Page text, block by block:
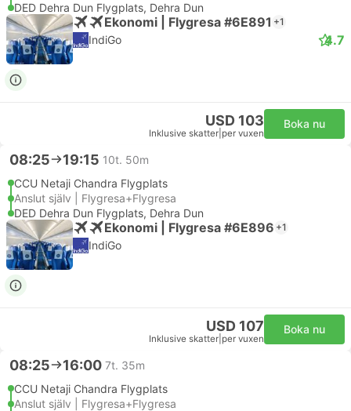
DED Dehra Dun Flygplats, Dehra Dun
Ekonomi | Flygresa #6E891 +1
IndiGo 4.7
USD 103
Inklusive skatter per vuxen
Boka nu
08:25 19:15 10t. 50m
CCU Netaji Chandra Flygplats
Anslut själv | Flygresa+Flygresa
DED Dehra Dun Flygplats, Dehra Dun
Ekonomi | Flygresa #6E896 +1
IndiGo
USD 107
Inklusive skatter per vuxen
Boka nu
08:25 16:00 7t. 35m
CCU Netaji Chandra Flygplats
Anslut själv | Flygresa+Flygresa